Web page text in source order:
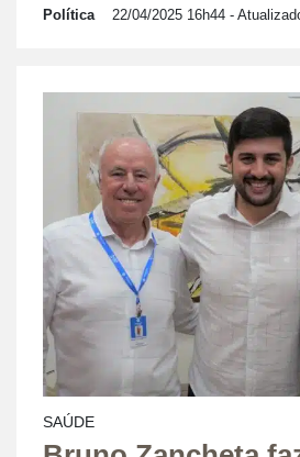
Política 22/04/2025 16h44 -
SAÚDE